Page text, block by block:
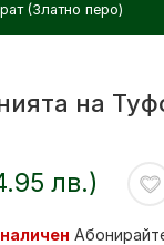
(Златно перо)
на
лв.)